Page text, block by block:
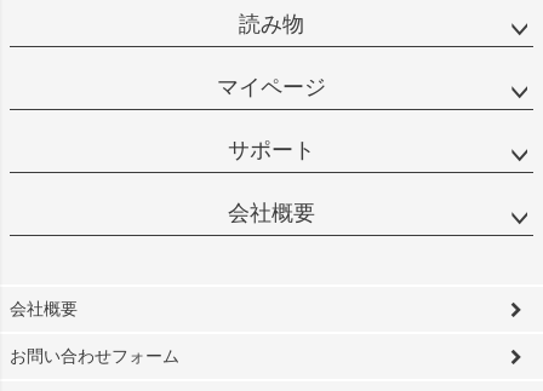
読み物
マイページ
サポート
会社概要
会社概要
お問い合わせフォーム